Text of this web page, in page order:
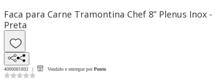
Faca para Carne Tramontina Chef 8” Plenus Inox -
Preta
4000081892 Vendido e entregue por Ponto